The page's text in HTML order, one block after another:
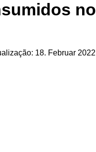
no
18. Februar 2022